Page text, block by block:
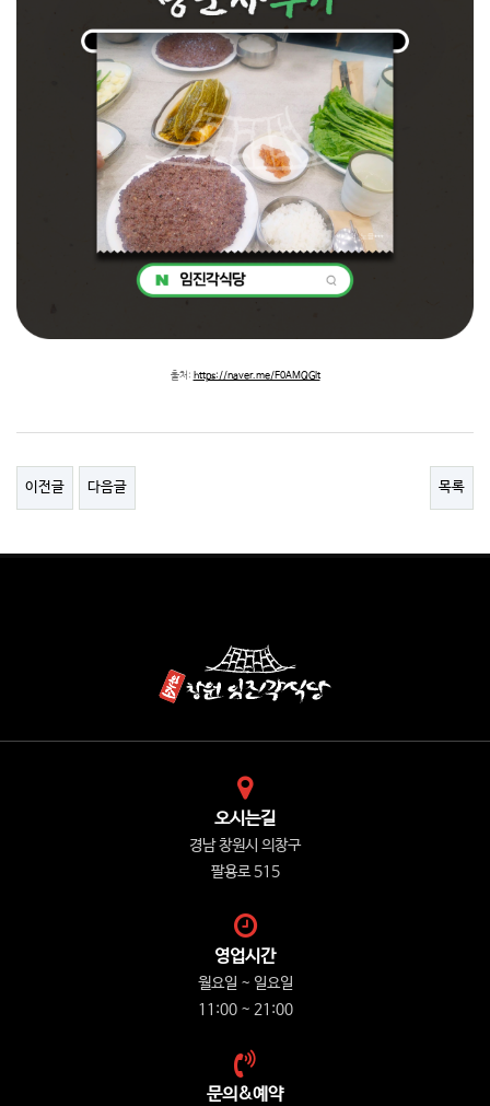
출처: https://naver.me/F0AMQGlt
이전글 다음글 목록
오시는길
경남 창원시 의창구
팔용로 515
영업시간
월요일 ~ 일요일
11:00 ~ 21:00
문의&예약